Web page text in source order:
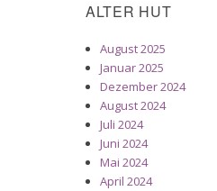
ALTER HUT
August 2025
Januar 2025
Dezember 2024
August 2024
Juli 2024
Juni 2024
Mai 2024
April 2024